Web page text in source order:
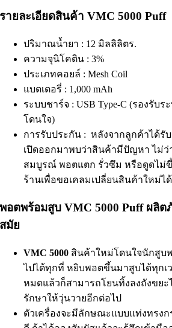
รายละเอียดสินค้า VMC 5000 Puff
ปริมาณน้ำยา : 12 มิลลิลิตร.
ความจุนิโคติน : 3%
ประเภทคอยล์ : Mesh Coil
แบตเตอรี่ : 1,000 mAh
ระบบชาร์จ : USB Type-C (รองรับระ
โดนใจ)
การรับประกัน : หลังจากลูกค้าได้รั
เปิดออกมาพบว่าสินค้ามีปัญหา ไม่ว่
สมบูรณ์ พอตแตก รั่วซึม หรือดูดไม่
ร้านเพื่อขอเคลมเปลี่ยนสินค้าใหม่ไ
พอตพร้อมสูบ VMC 5000 Puff ผลิ
สมัย
VMC 5000 สินค้าใหม่โดนใจนักสูบ
ไปได้ทุกที่ หยิบพอตขึ้นมาสูบได้ทุกเ
หมดแล้วก็สามารถโยนทิ้งลงถังขยะ
รักษาให้วุ่นวายอีกต่อไป
ตัวเครื่องจะมีลักษณะแบบแท่งทรง